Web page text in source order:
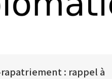
: rappel à